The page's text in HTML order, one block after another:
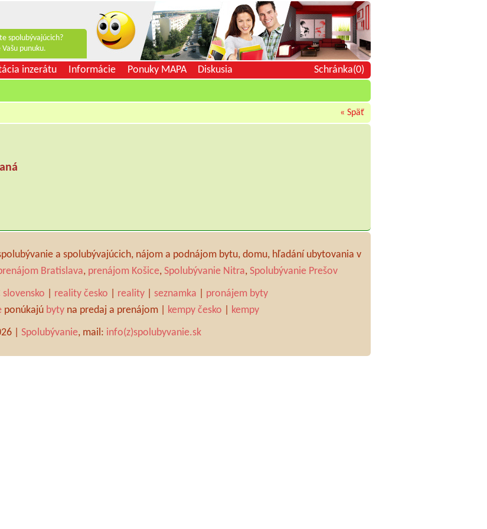
spolubývajúcich?
punuku.
Schránka(0)
inzerátu Informácie Ponuky MAPA
Diskusia
« Späť
a spolubývajúcich, nájom a podnájom bytu, domu, hľadání ubytovania v
Bratislava, prenájom Košice, Spolubývanie Nitra, Spolubývanie Prešov
slovensko reality česko reality seznamka
pronájem byty
ponúkajú bytyna predaj a prenájom | kempy česko
kempy
| Spolubývanie, mail: info(z)spolubyvanie.sk